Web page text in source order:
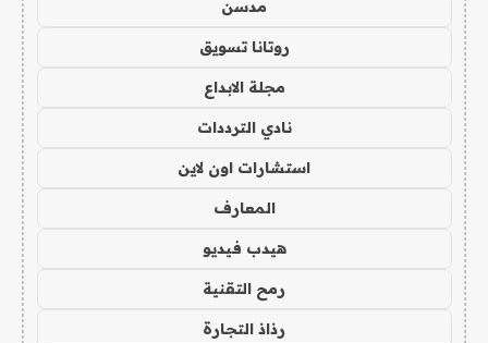
مدسن
روتانا تسويق
مجلة الابداع
نادي الترددات
استشارات اون لاين
المعارف
هيدب فيديو
رمح التقنية
رذاذ التجارة